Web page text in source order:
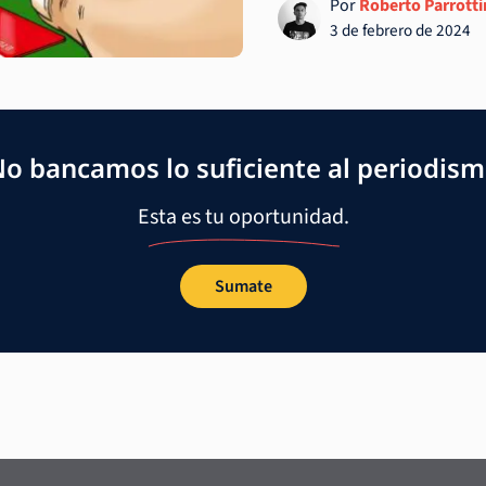
PorRoberto
3 de febrero de 2024
bancamos lo suficiente al
Esta es tu oportunidad.
Sumate